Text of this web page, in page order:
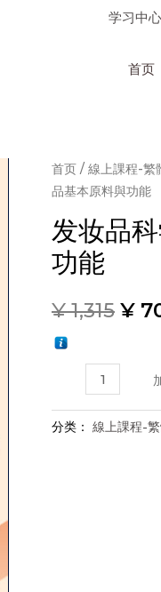
学习中心
首页
首页 / 線上課程-繁
品基本原料與功能
发妆品
功能
¥1,315 ¥
品
分类： 線上課程-